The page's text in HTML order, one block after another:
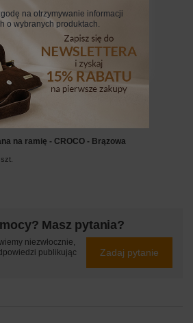
shopper na ramię - Brązowa
szt.
z 30 dni przed obniżką:339,99 zł -30%
skórzana damska - Szara ciemna
szt.
na ramię - CROCO - Brązowa
szt.
Masz pytania?
niezwłocznie,
publikując
Zadaj pytanie
na otrzymywanie informacji
o wybranych produktach.